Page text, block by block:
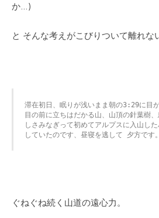
か…)
と そんな考えがこびりついて離れな
滞在初日、眠りが浅いまま朝の3:29に目
目の前に立ちはだかる山、山頂の針葉樹
しさみなぎって初めてアルプスに入山し
していたのです、昼寝を逃して 夕方です。
ぐねぐね続く山道の遠心力。